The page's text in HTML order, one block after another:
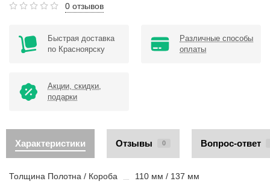
0 отзывов
Быстрая доставка
по Красноярску
Различные способы
оплаты
Акции, скидки,
подарки
Характеристики Отзывы 0 Вопрос-ответ
Толщина Полотна / Короба
110 мм / 137 мм